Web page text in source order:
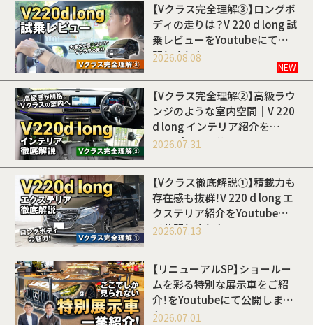
【Vクラス完全理解③】ロングボ
ディの走りは？V 220 d long 試
乗レビューをYoutubeにて公
開しました
2026.08.08
NEW
【Vクラス完全理解②】高級ラウ
ンジのような室内空間｜V 220
d long インテリア紹介を
Youtubeにて公開しました
2026.07.31
【Vクラス徹底解説①】積載力も
存在感も抜群！V 220 d long エ
クステリア紹介をYoutubeに
て公開しました
2026.07.13
【リニューアルSP】ショールー
ムを彩る特別な展示車をご紹
介！をYoutubeにて公開しまし
た
2026.07.01